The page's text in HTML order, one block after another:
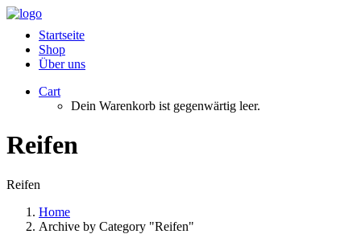
Startseite
Shop
Über uns
Cart
Dein Warenkorb ist gegenwärtig leer.
Reifen
Reifen
Home
Archive by Category "Reifen"